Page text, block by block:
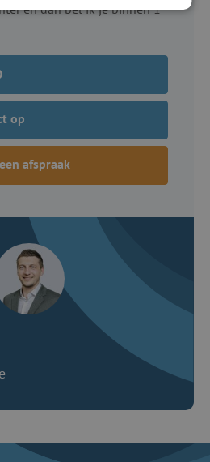
en dan bel ik je binnen 1
op
afspraak